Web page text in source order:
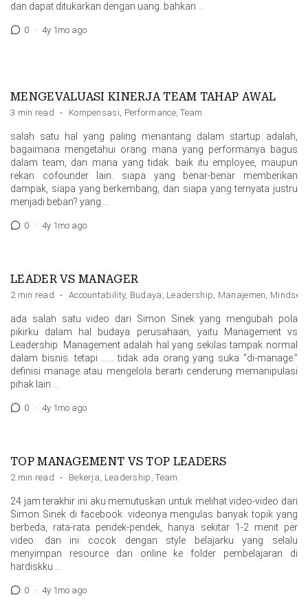
dan dapat ditukarkan dengan uang. bahkan …
0 · 4y 1mo ago
MENGEVALUASI KINERJA TEAM TAHAP AWAL
3 min read · Kompensasi, Performance,Team
salah satu hal yang paling menantang dalam startup adalah,
bagaimana mengetahui orang mana yang performanya bagus
dalam team, dan mana yang tidak. baik itu employee, maupun
rekan cofounder lain. siapa yang benar-benar memberikan
dampak, siapa yang berkembang, dan siapa yang ternyata justru
menjadi beban? yang …
0 · 4y 1mo ago
LEADER VS MANAGER
2 min read · Accountability, Budaya , Leadership, Manajemen, Mindset
ada salah satu video dari Simon Sinek yang mengubah pola
pikirku dalam hal budaya perusahaan, yaitu Management vs
Leadership. Management adalah hal yang sekilas tampak normal
dalam bisnis. tetapi …… tidak ada orang yang suka “di-manage.”
definisi manage atau mengelola berarti cenderung memanipulasi
pihak lain …
0 · 4y 1mo ago
TOP MANAGEMENT VS TOP LEADERS
2 min read · Bekerja, Leadership ,Team
24 jam terakhir ini aku memutuskan untuk melihat video-video dari
Simon Sinek di facebook. videonya mengulas banyak topik yang
berbeda, rata-rata pendek-pendek, hanya sekitar 1-2 menit per
video. dan ini cocok dengan style belajarku yang selalu
menyimpan resource dari online ke folder pembelajaran di
hardiskku …
0 · 4y 1mo ago